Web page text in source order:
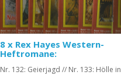
8 x Rex Hayes Western-
Heftromane:
Nr. 132: Geierjagd // Nr. 133: Hölle in